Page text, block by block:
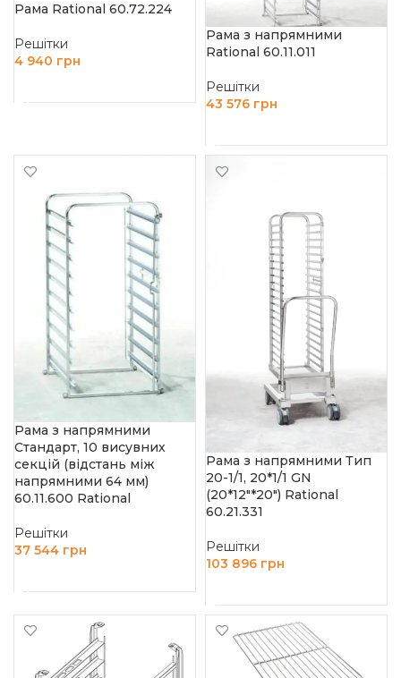
Рама Rational 60.72.224
Решітки
4 940 грн
Рама з напрямними
Rational 60.11.011
Решітки
43 576 грн
Рама з напрямними
Стандарт, 10 висувних
секцій (відстань між
напрямними 64 мм)
60.11.600 Rational
Решітки
37 544 грн
Рама з напрямними Тип
20-1/1, 20*1/1 GN
(20*12″*20″) Rational
60.21.331
Решітки
103 896 грн